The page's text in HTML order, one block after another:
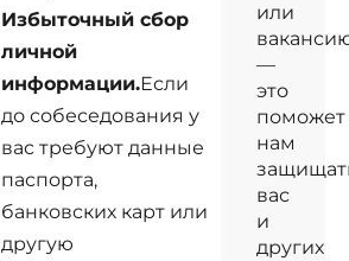
Избыточный сбор
личной
информации.Если
до собеседования у
вас требуют данные
паспорта,
банковских карт или
другую
или
—
это
поможет
нам
вас
и
других